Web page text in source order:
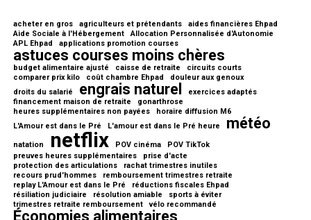
acheter en gros agriculteurs et prétendants
aides financières Ehpad
Aide Sociale à l'Hébergement
Allocation Personnalisée d'Autonomie
APL Ehpad
applications promotion courses
astuces courses moins chères
budget alimentaire ajusté caisse de retraite
circuits courts
comparer prix kilo
coût chambre Ehpad
douleur aux genoux
droits du salarié
engrais naturel
exercices adaptés
financement maison de retraite
gonarthrose
heures supplémentaires non payées
horaire diffusion M6
L'Amour est dans le Pré
L'amour est dans le Pré heure météo
natation netflix POV cinéma
POV TikTok
preuves heures supplémentaires
prise d'acte
protection des articulations
rachat trimestres inutiles
recours prud'hommes
remboursement trimestres retraite
replay L'Amour est dans le Pré
réductions fiscales Ehpad
résiliation judiciaire
résolution amiable
sports à éviter
trimestres retraite remboursement
vélo recommandé
Économies alimentaires